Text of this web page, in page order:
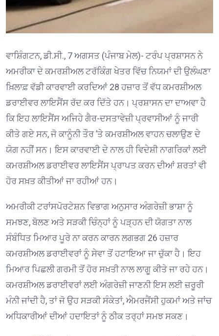
ਵਾਸ਼ਿੰਗਟਨ, ਡੀ.ਸੀ., 7 ਅਗਸਤ (ਪੰਜਾਬ ਮੇਲ)- ਟਰੰਪ ਪ੍ਰਸ਼ਾਸਨ ਨੇ
ਅਮਰੀਕਾ ਦੇ ਕਮਰਸ਼ੀਅਲ ਟਰੱਕਿੰਗ ਖੇਤਰ ਵਿੱਚ ਨਿਯਮਾਂ ਦੀ ਉਲੰਘਣਾ
ਖ਼ਿਲਾਫ਼ ਵੱਡੀ ਕਾਰਵਾਈ ਕਰਦਿਆਂ 28 ਹਜ਼ਾਰ ਤੋਂ ਵੱਧ ਕਮਰਸ਼ੀਅਲ
ਡਰਾਈਵਰ ਲਾਇਸੈਂਸ ਰੱਦ ਕਰ ਦਿੱਤੇ ਹਨ। ਪ੍ਰਸ਼ਾਸਨ ਦਾ ਦਾਅਵਾ ਹੈ
ਕਿ ਇਹ ਲਾਇਸੈਂਸ ਅਜਿਹੇ ਗੈਰ-ਦਸਤਾਵੇਜ਼ੀ ਪ੍ਰਵਾਸੀਆਂ ਨੂੰ ਜਾਰੀ
ਕੀਤੇ ਗਏ ਸਨ, ਜੋ ਕਾਨੂੰਨੀ ਤੌਰ ’ਤੇ ਕਮਰਸ਼ੀਅਲ ਵਾਹਨ ਚਲਾਉਣ ਦੇ
ਯੋਗ ਨਹੀਂ ਸਨ। ਇਸ ਕਾਰਵਾਈ ਦੇ ਨਾਲ ਹੀ ਵਿਦੇਸ਼ੀ ਨਾਗਰਿਕਾਂ ਲਈ
ਕਮਰਸ਼ੀਅਲ ਡਰਾਈਵਰ ਲਾਇਸੈਂਸ ਪ੍ਰਾਪਤ ਕਰਨ ਦੀਆਂ ਸ਼ਰਤਾਂ ਵੀ
ਹੋਰ ਸਖ਼ਤ ਕੀਤੀਆਂ ਜਾ ਰਹੀਆਂ ਹਨ।
ਅਮਰੀਕੀ ਟਰਾਂਸਪੋਰਟੇਸ਼ਨ ਵਿਭਾਗ ਅਨੁਸਾਰ ਅੰਗਰੇਜ਼ੀ ਭਾਸ਼ਾ ਨੂੰ
ਸਮਝਣ, ਬੋਲਣ ਅਤੇ ਸੜਕੀ ਚਿੰਨ੍ਹਾਂ ਨੂੰ ਪੜ੍ਹਨ ਦੀ ਯੋਗਤਾ ਨਾਲ
ਸੰਬੰਧਿਤ ਮਿਆਰ ਪੂਰੇ ਨਾ ਕਰਨ ਕਾਰਨ ਲਗਭਗ 26 ਹਜ਼ਾਰ
ਕਮਰਸ਼ੀਅਲ ਡਰਾਈਵਰਾਂ ਨੂੰ ਸੇਵਾ ਤੋਂ ਹਟਾਇਆ ਜਾ ਚੁੱਕਾ ਹੈ। ਇਹ
ਮਿਆਰ ਪਿਛਲੀ ਗਰਮੀ ਤੋਂ ਹੋਰ ਸਖ਼ਤੀ ਨਾਲ ਲਾਗੂ ਕੀਤੇ ਜਾ ਰਹੇ ਹਨ।
ਕਮਰਸ਼ੀਅਲ ਡਰਾਈਵਰਾਂ ਲਈ ਅੰਗਰੇਜ਼ੀ ਜਾਣਨੀ ਇਸ ਲਈ ਜ਼ਰੂਰੀ
ਮੰਨੀ ਜਾਂਦੀ ਹੈ, ਤਾਂ ਜੋ ਉਹ ਸੜਕੀ ਸੰਕੇਤਾਂ, ਐਮਰਜੈਂਸੀ ਹੁਕਮਾਂ ਅਤੇ ਜਾਂਚ
ਅਧਿਕਾਰੀਆਂ ਦੀਆਂ ਹਦਾਇਤਾਂ ਨੂੰ ਠੀਕ ਤਰ੍ਹਾਂ ਸਮਝ ਸਕਣ।